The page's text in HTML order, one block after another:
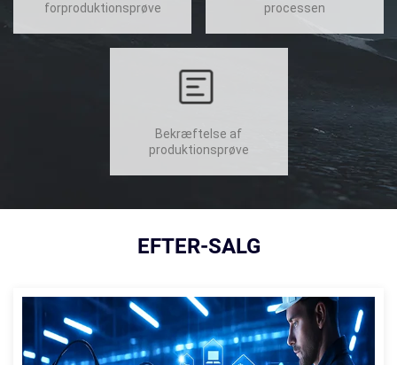
forproduktionsprøve
processen
Bekræftelse af
produktionsprøve
EFTER-SALG